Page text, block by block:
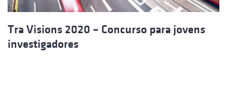
Tra Visions 2020 – Concurso para jovens
investigadores